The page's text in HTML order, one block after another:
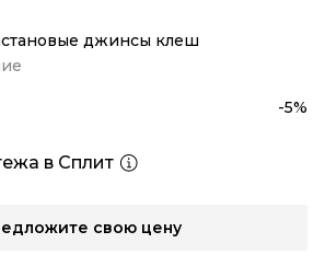
джинсы клеш
-5%
в Сплит
свою цену